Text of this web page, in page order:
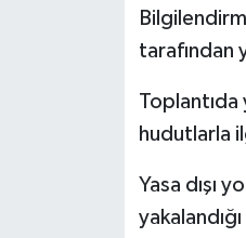
tarafından
hudutlarla
Yasa dışı